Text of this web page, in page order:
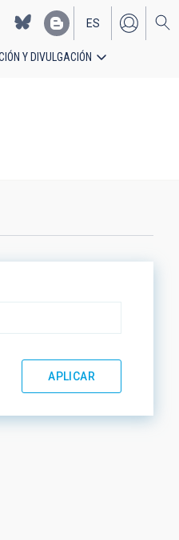
EN
ES
Y DIVULGACIÓN